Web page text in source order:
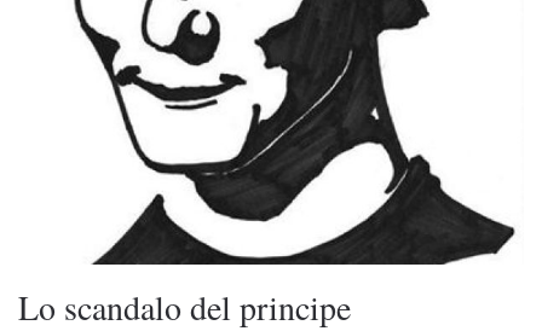
Lo scandalo del principe